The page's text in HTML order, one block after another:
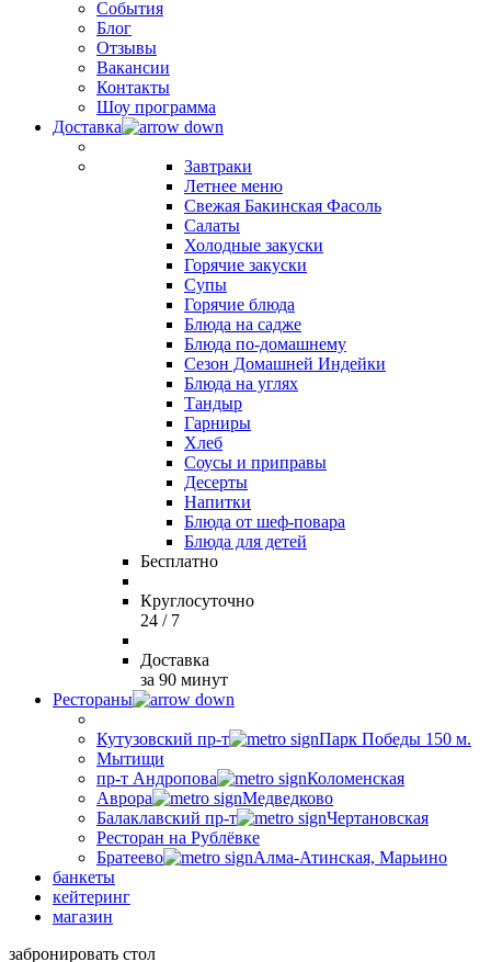
События
Блог
Отзывы
Вакансии
Контакты
Шоу программа
Доставка
Завтраки
Летнее меню
Свежая Бакинская Фасоль
Салаты
Холодные закуски
Горячие закуски
Супы
Горячие блюда
Блюда на садже
Блюда по-домашнему
Сезон Домашней Индейки
Блюда на углях
Тандыр
Гарниры
Хлеб
Соусы и приправы
Десерты
Напитки
Блюда от шеф-повара
Блюда для детей
Бесплатно
Круглосуточно
24 / 7
Доставка
за 90 минут
Рестораны
Кутузовский пр-т
Парк Победы 150 м.
Мытищи
пр-т Андропова
Коломенская
Аврора
Медведково
Балаклавский пр-т
Чертановская
Ресторан на Рублёвке
Братеево
Алма-Атинская, Марьино
банкеты
кейтеринг
магазин
забронировать стол